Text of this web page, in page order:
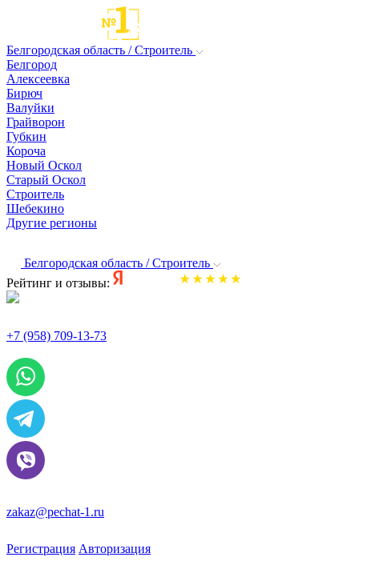
Белгородская область / Строитель
Белгород
Алексеевка
Бирюч
Валуйки
Грайворон
Губкин
Короча
Новый Оскол
Старый Оскол
Строитель
Шебекино
Другие регионы
Белгородская область / Строитель
Рейтинг и отзывы:
+7 (958) 709-13-73
zakaz@pechat-1.ru
Регистрация Авторизация